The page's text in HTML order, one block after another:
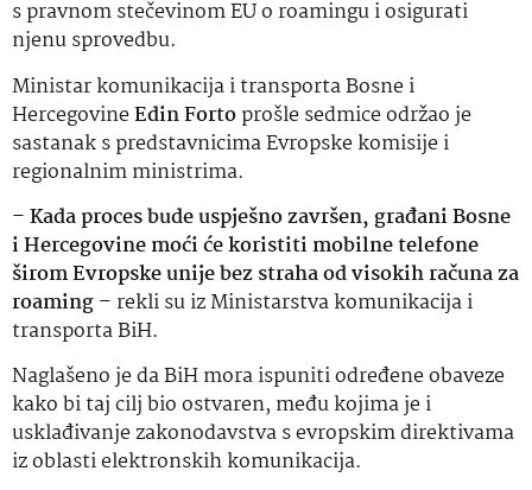
s pravnom stečevinom EU o roamingu i osigurati
njenu sprovedbu.
Ministar komunikacija i transporta Bosne i
HercegovineEdin Fortoprošle sedmice održao je
sastanak s predstavnicima Evropske komisije i
regionalnim ministrima.
–Kada proces bude uspješno završen, građani Bosne
i Hercegovine moći će koristiti mobilne telefone
širom Evropske unije bez straha od visokih računa za
roaming– rekli su iz Ministarstva komunikacija i
transporta BiH.
Naglašeno je da BiH mora ispuniti određene obaveze
kako bi taj cilj bio ostvaren, među kojima je i
usklađivanje zakonodavstva s evropskim direktivama
iz oblasti elektronskih komunikacija.